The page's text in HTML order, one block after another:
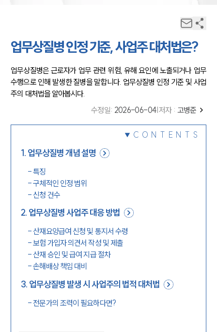
업무상질병 인정 기준, 사업주 대처법은?
업무상질병은 근로자가 업무 관련 위험, 유해 요인에 노출되거나 업무
수행으로 인해 발생한 질병을 말합니다. 업무상질병 인정 기준 및 사업
주의 대처법을 알아봅시다.
수정일: 2026-06-04 저자 : 고병준
CONTENTS
1. 업무상질병 개념 설명
-특징
-구체적인 인정 범위
-신청 건수
2. 업무상질병 사업주 대응 방법
-산재요양급여 신청 및 통지서 수령
-보험 가입자 의견서 작성 및 제출
-산재 승인 및 급여 지급 절차
-손해배상 책임 대비
3. 업무상질병 발생 시 사업주의 법적 대처법
- 전문가의 조력이 필요하다면?